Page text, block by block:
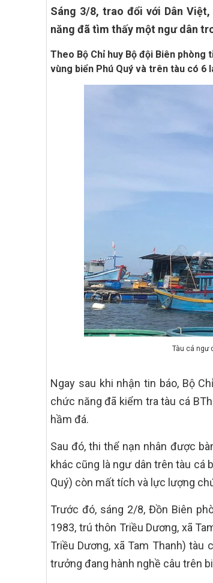
Sáng 3/8, trao đổi với Dân
năng đã tìm thấy một ngư dân
Theo Bộ Chỉ huy Bộ đội Biên phòng
vùng biển Phú Quý và trên tàu có 6
Tàu cá ngư
Ngay sau khi nhận tin báo, Bộ
chức năng đã kiểm tra tàu cá
hầm đá.
Sau đó, thi thể nạn nhân được
khác cũng là ngư dân trên tàu cá
Quý) còn mất tích và lực lượng
Trước đó, sáng 2/8, Đồn Biên
1983, trú thôn Triều Dương, xã
Triều Dương, xã Tam Thanh) tàu
trưởng đang hành nghề câu trên